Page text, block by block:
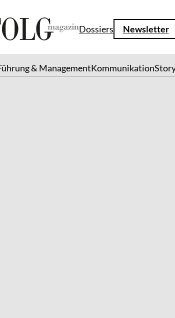
Dossiers Newsletter
& ManagementKommunikation